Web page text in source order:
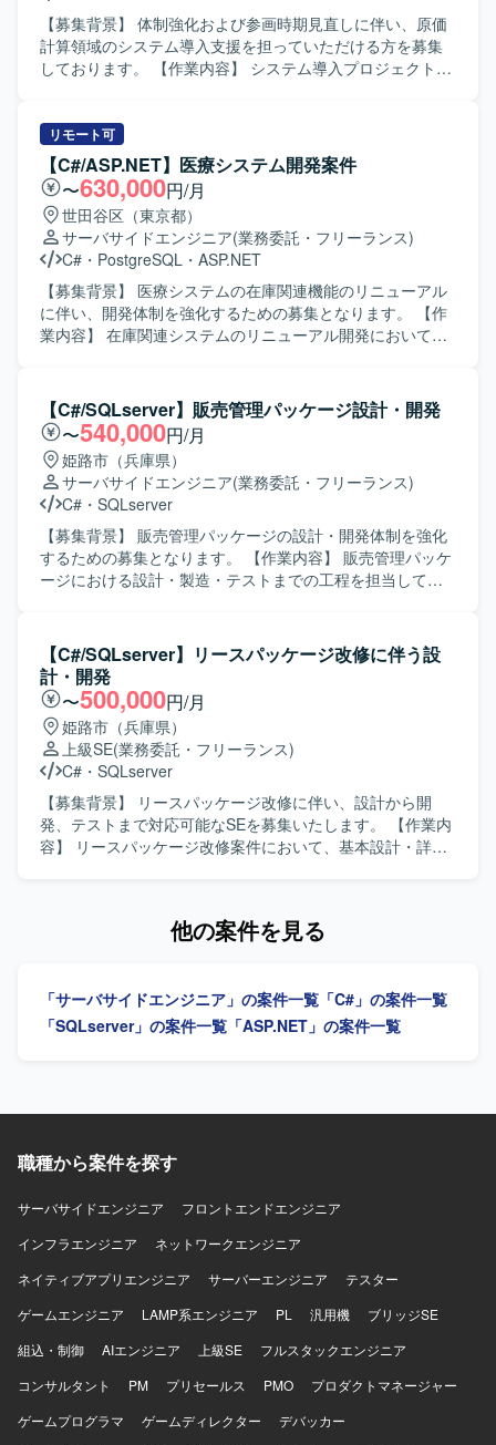
ションの魅力】 業務系Webアプリケーション開発におい
て、基本設計から単体テストまで一貫して携わることがで
きるため、上流から下流までの開発経験を積むことができ
す。 【開発環境】 VB.NETおよびASP.NETを用いたWebア
プリケーション開発環境上で、SQLを利用したデータベー
ス連携を行います。
【募集背景】 体制強化および参画時期見直しに伴い、原価
計算領域のシステム導入支援を担っていただける方を募集
しております。 【作業内容】 システム導入プロジェクトに
ける業務支援を中心に対応していただきます。 プロジェク
トリーダーの補佐として、設計内容の整理や関係者との調
整などを行っていただきます。 【求める人物像】 会計や生
産管理の業務を理解しながら、システム導入に主体的に関
わっていただける方を求めております。 リーダー補佐とし
て周囲とコミュニケーションを取りつつ、責任感を持って
業務を推進いただける方を歓迎いたします。 【ポジション
の魅力】 管理会計・原価計算領域に特化した業務知識を活
かしつつ、システム導入プロジェクトの上流工程に関わる
ことができます。 リーダー補佐ポジションとして、マネジ
ASP.netが利用されております。
リモート可
【C#/ASP.NET】医療システム開発案件
〜630,000円/月
世田谷区（東京都）
サーバサイドエンジニア(業務委託・フリーランス)
C# ・ PostgreSQL ・ ASP.NET
【募集背景】 医療システムの在庫関連機能のリニューアル
に伴い、開発体制を強化するための募集となります。 【作
業内容】 在庫関連システムのリニューアル開発において、
映、実装、単体・結合テスト、関連ドキュメントの作成な
どを行っていただきます。 【求める人物像】 医療業界特有
の業務やルールを理解しようとする姿勢があり、ドキュメ
ントを丁寧に作成できる方を求めております。チームメン
バーと積極的にコミュニケーションを取りながら、設計意
図を共有しつつ開発を進められる方が望ましいです。 【ポ
ジションの魅力】 医療分野における在庫管理という社会的
意義の高い領域に携わることができ、長期的な継続開発を
通じて業務知識と技術力の双方を高めていただけます。基
す。 【開発環境】 C#、ASP.NET、SQLを用いたWebアプ
リケーション開発環境を想定しております。データベース
にはPostgreSQLなどのリレーショナルデータベースを利用
する構成となります。
【C#/SQLserver】販売管理パッケージ設計・開発
〜540,000円/月
姫路市（兵庫県）
サーバサイドエンジニア(業務委託・フリーランス)
C# ・ SQLserver
【募集背景】 販売管理パッケージの設計・開発体制を強化
するための募集となります。 【作業内容】 販売管理パッケ
ージにおける設計・製造・テストまでの工程を担当してい
魅力】 販売管理パッケージの開発に上流から携わることが
でき、継続的な参画の可能性もございます。 【開発環境】
C#(WEB)、SQLServerを利用した環境での開発となりま
す。
【C#/SQLserver】リースパッケージ改修に伴う設
計・開発
〜500,000円/月
姫路市（兵庫県）
上級SE(業務委託・フリーランス)
C# ・ SQLserver
【募集背景】 リースパッケージ改修に伴い、設計から開
発、テストまで対応可能なSEを募集いたします。 【作業内
容】 リースパッケージ改修案件において、基本設計・詳細
行っていただきます。 【求める人物像】 周囲と円滑にコミ
況に応じて柔軟に立ち回れる方にマッチしたポジションで
す。 【ポジションの魅力】 パッケージ改修における上流か
発環境】 C#、SQLServerを中心としたリースパッケージシ
他の案件を見る
「サーバサイドエンジニア」の案件一覧 「C#」の案件一覧
「SQLserver」の案件一覧 「ASP.NET」の案件一覧
職種から案件を探す
サーバサイドエンジニア
フロントエンドエンジニア
インフラエンジニア
ネットワークエンジニア
ネイティブアプリエンジニア
サーバーエンジニア
テスター
ゲームエンジニア
LAMP系エンジニア PL 汎用機
ブリッジSE
組込・制御
AIエンジニア 上級SE
フルスタックエンジニア
コンサルタント
PM プリセールス PMO
プロダクトマネージャー
ゲームプログラマ
ゲームディレクター
デバッカー